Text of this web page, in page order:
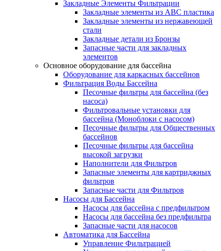
Закладные Элементы Фильтрации
Закладные элементы из ABC пластика
Закладные элементы из нержавеющей
стали
Закладные детали из Бронзы
Запасные части для закладных
элементов
Основное оборудование для бассейна
Оборудование для каркасных бассейнов
Фильтрация Воды Бассейна
Песочные фильтры для бассейна (без
насоса)
Фильтровальные установки для
бассейна (Моноблоки с насосом)
Песочные фильтры для Общественных
бассейнов
Песочные фильтры для бассейна
высокой загрузки
Наполнители для Фильтров
Запасные элементы для картриджных
фильтров
Запасные части для Фильтров
Насосы для Бассейна
Насосы для бассейна с предфильтром
Насосы для бассейна без предфильтра
Запасные части для насосов
Автоматика для Бассейна
Управление Фильтрацией